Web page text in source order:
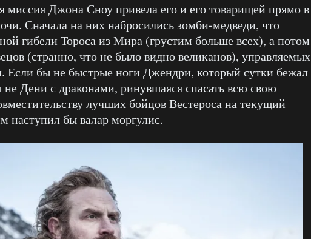
миссия Джона Сноу привела его и его товарищей прямо в
Сначала на них набросились зомби-медведи, что
гибели Тороса из Мира (грустим больше всех), а потом
(странно, что не было видно великанов), управляемых
Если бы не быстрые ноги Джендри, который сутки бежал
Дени с драконами, ринувшаяся спасать всю свою
лучших бойцов Вестероса на текущий
наступил бы валар моргулис.